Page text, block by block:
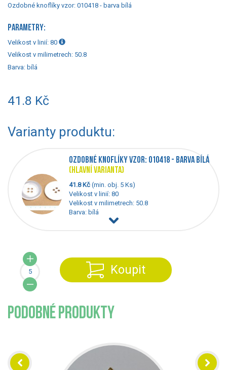
Ozdobné knoflíky vzor: 010418 - barva bílá
PARAMETRY:
Velikost v linií: 80
Velikost v milimetrech: 50.8
Barva: bílá
41.8 Kč
Varianty produktu:
OZDOBNÉ KNOFLÍKY VZOR: 010418 - BARVA BÍLÁ
(HLAVNÍ VARIANTA)
41.8 Kč (min. obj. 5 Ks)
Velikost v linií: 80
Velikost v milimetrech: 50.8
Barva: bílá
Koupit
PODOBNÉ PRODUKTY